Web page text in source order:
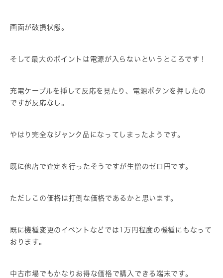
画面が破損状態。
そして最大のポイントは電源が入らないというところです！
充電ケーブルを挿して反応を見たり、電源ボタンを押したの
ですが反応なし。
やはり完全なジャンク品になってしまったようです。
既に他店で査定を行ったそうですが生憎のゼロ円です。
ただしこの価格は打倒な価格であるかと思います。
既に機種変更のイベントなどでは1万円程度の機種にもなって
おります。
中古市場でもかなりお得な価格で購入できる端末です。